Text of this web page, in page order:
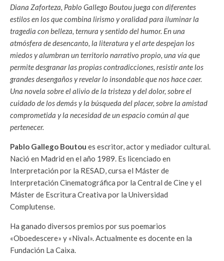
Diana Zaforteza, Pablo Gallego Boutou juega con diferentes
estilos en los que combina lirismo y oralidad para iluminar la
tragedia con belleza, ternura y sentido del humor. En una
atmósfera de desencanto, la literatura y el arte despejan los
miedos y alumbran un territorio narrativo propio, una vía que
permite desgranar las propias contradicciones, resistir ante los
grandes desengaños y revelar lo insondable que nos hace caer.
Una novela sobre el alivio de la tristeza y del dolor, sobre el
cuidado de los demás y la búsqueda del placer, sobre la amistad
comprometida y la necesidad de un espacio común al que
pertenecer.
Pablo Gallego Boutou es escritor, actor y mediador cultural.
Nació en Madrid en el año 1989. Es licenciado en
Interpretación por la RESAD, cursa el Máster de
Interpretación Cinematográfica por la Central de Cine y el
Máster de Escritura Creativa por la Universidad
Complutense.
Ha ganado diversos premios por sus poemarios
«Oboedescere» y «Nival». Actualmente es docente en la
Fundación La Caixa.